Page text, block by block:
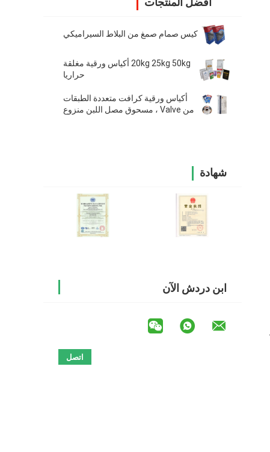
كيس صمام صمغ من البلاط السيراميكي
20kg 25kg 50kg أكياس ورقية مغلقة
حراريا
أكياس ورقية كرافت متعددة الطبقات
من Valve ، مسحوق مصل اللبن منزوع
شهادة
ابن دردش الآن